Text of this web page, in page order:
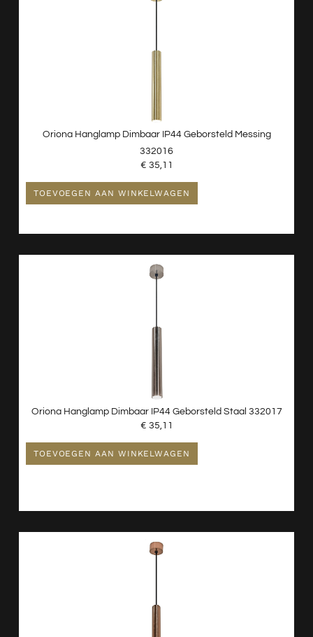
Oriona Hanglamp Dimbaar IP44 Geborsteld Messing
332016
€ 35,11
TOEVOEGEN AAN WINKELWAGEN
Oriona Hanglamp Dimbaar IP44 Geborsteld Staal 332017
€ 35,11
TOEVOEGEN AAN WINKELWAGEN